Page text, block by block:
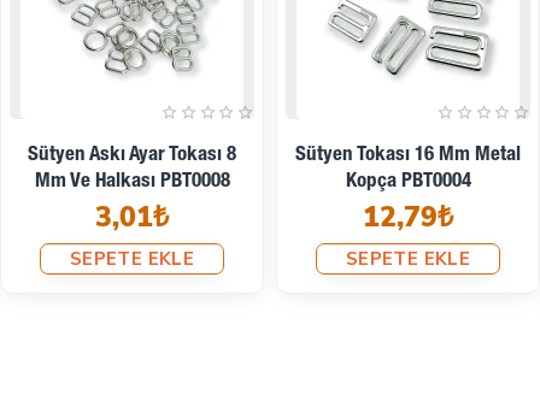
1.5 Cm Döküm Halka -
Zamak Yuvarlak Halka
AL0004532
2,11₺
İndirimde
Ücretsiz Kargo
Kargoya Hazır
10 Mm Gold Zamak Sütyen
Askı Ayar Tokası Ve Halkası